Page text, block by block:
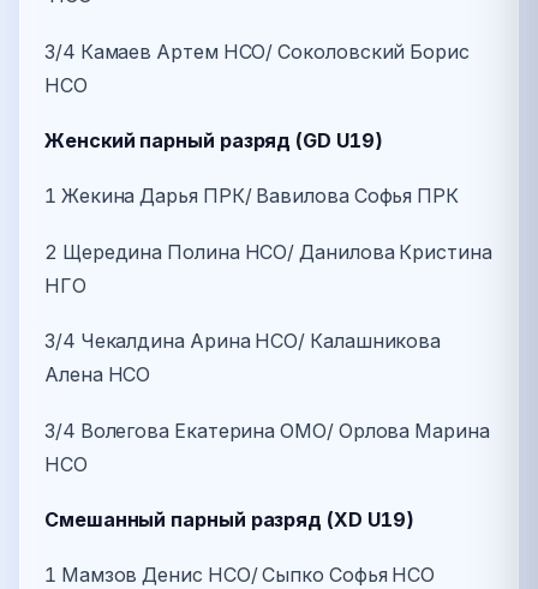
3/4 Камаев Артем НСО/ Соколовский Борис
НСО
Женский парный разряд (GD U19)
1 Жекина Дарья ПРК/ Вавилова Софья ПРК
2 Щередина Полина НСО/ Данилова Кристина
НГО
3/4 Чекалдина Арина НСО/ Калашникова
Алена НСО
3/4 Волегова Екатерина ОМО/ Орлова Марина
НСО
Смешанный парный разряд (XD U19)
1 Мамзов Денис НСО/ Сыпко Софья НСО